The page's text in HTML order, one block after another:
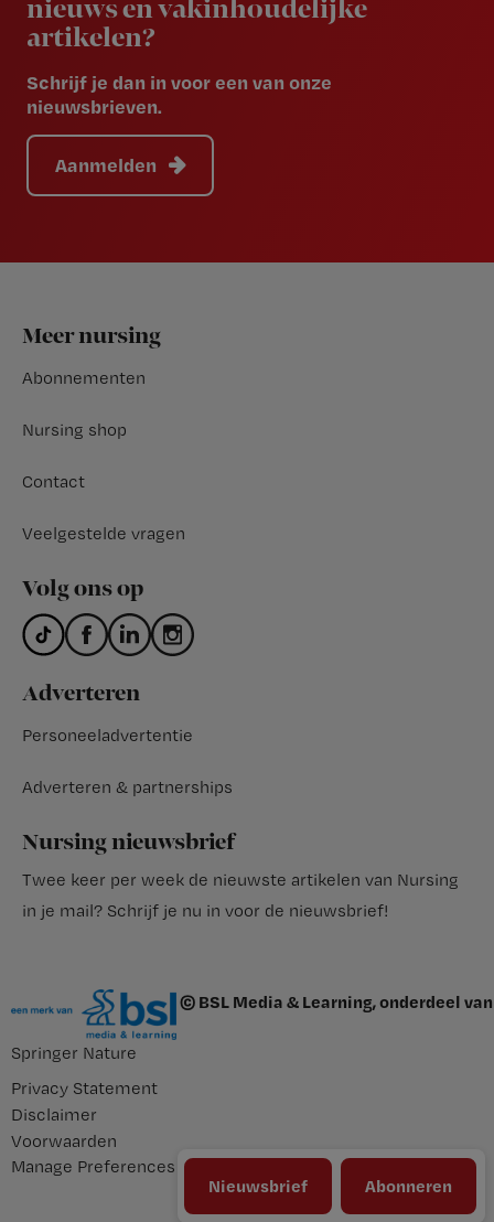
Nieuwsbrief Abonneren
nieuws en vakinhoudelijke
artikelen?
Schrijf je dan in voor een van onze
nieuwsbrieven.
Aanmelden
Footer
Meer nursing
Abonnementen
Nursing shop
Contact
Veelgestelde vragen
Volg ons op
Adverteren
Personeeladvertentie
Adverteren & partnerships
Nursing nieuwsbrief
Twee keer per week de nieuwste artikelen van Nursing
in je mail? Schrijf je nu in voor de nieuwsbrief!
© BSL Media & Learning, onderdeel van
Springer Nature
Privacy Statement
Disclaimer
Voorwaarden
Manage Preferences